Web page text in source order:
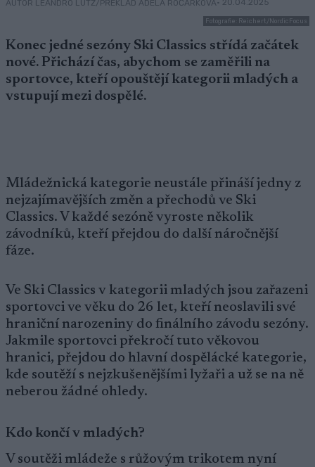
AUTOR LEANDRO LUTZ/PŘEKLAD ADÉLA ROČÁRKOVÁ• 20.04.2025
Fotografie: Reichert/NordicFocus
Konec jedné sezóny Ski Classics střídá začátek
nové. Přichází čas, abychom se zaměřili na
sportovce, kteří opouštějí kategorii mladých a
vstupují mezi dospělé.
Mládežnická kategorie neustále přináší jedny z
nejzajímavějších změn a přechodů ve Ski
Classics. V každé sezóně vyroste několik
závodníků, kteří přejdou do další náročnější
fáze.
Ve Ski Classics v kategorii mladých jsou zařazeni
sportovci ve věku do 26 let, kteří neoslavili své
hraniční narozeniny do finálního závodu sezóny.
Jakmile sportovci překročí tuto věkovou
hranici, přejdou do hlavní dospělácké kategorie,
kde soutěží s nejzkušenějšími lyžaři a už se na ně
neberou žádné ohledy.
Kdo končí v mladých?
V soutěži mládeže s růžovým trikotem nyní